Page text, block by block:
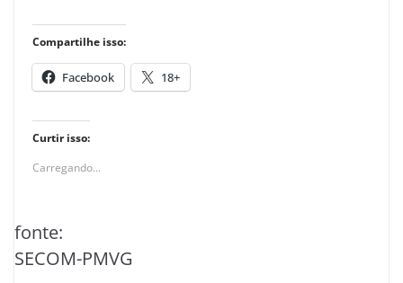
Compartilhe isso:
Facebook 18+
Curtir isso:
Carregando...
fonte:
SECOM-PMVG